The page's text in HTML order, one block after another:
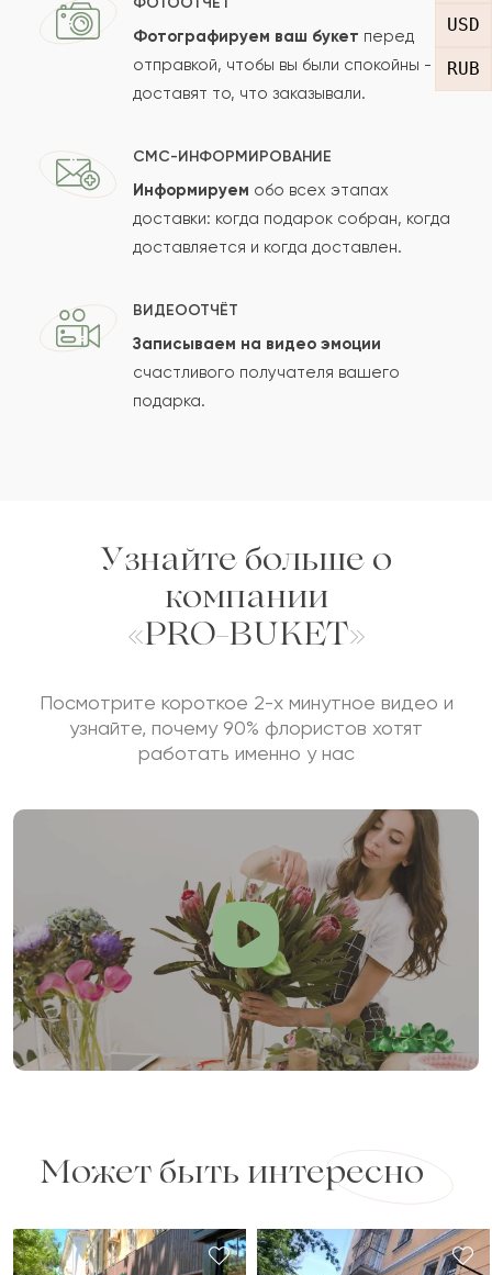
USD
RUB
Сколько будет
Отзыв будет опубликован после проверки.
Проверяем на спам.
Фотографируем ваш букет перед
отправкой, чтобы вы были спокойны -
доставят то, что заказывали.
СМС-ИНФОРМИРОВАНИЕ
Информируем обо всех этапах
доставки: когда подарок собран, когда
доставляется и когда доставлен.
ВИДЕООТЧЁТ
Записываем на видео эмоции
счастливого получателя вашего
подарка.
Узнайте больше о
компании
«PRO-BUKET»
Посмотрите короткое 2-х минутное видео и
узнайте, почему 90% флористов хотят
работать именно у нас
Может быть интересно